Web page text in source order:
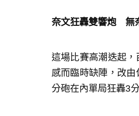
奈文狂轟雙響炮 無
這場比賽高潮迭起
感而臨時缺陣，改
分砲在內單局狂轟3